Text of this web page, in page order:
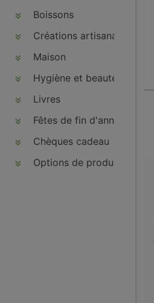
Boissons
Créations artisanales
Maison
Hygiène et beauté
Livres
Fêtes de fin d'année
Chèques cadeau
Options de produits